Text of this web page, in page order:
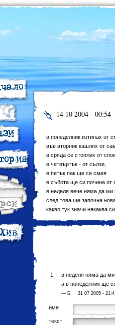
14 10 2004 - 00:54
в понеделник изтинах от
във вторник кашлях от
в сряда се стоплих от
в четвъртък - от сълзи,
в петък пак ще се смея
в събота ще си почина от
в неделя вече няма да ми
след това ще започна
какво тук значи някаква
в неделя няма да ми
а в понеделник ще
— Б. 31 07 2005 -
име
текст